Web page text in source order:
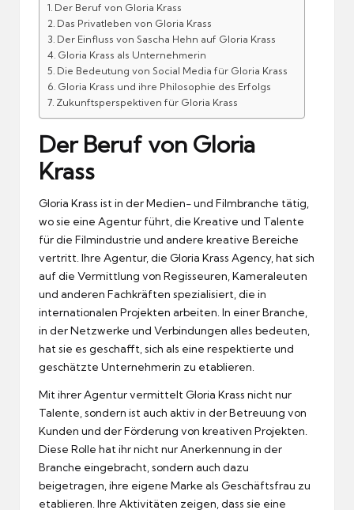
Der Beruf von Gloria Krass
Das Privatleben von Gloria Krass
Der Einfluss von Sascha Hehn auf Gloria Krass
Gloria Krass als Unternehmerin
Die Bedeutung von Social Media für Gloria Krass
Gloria Krass und ihre Philosophie des Erfolgs
Zukunftsperspektiven für Gloria Krass
Der Beruf von Gloria
Krass
Gloria Krass ist in der Medien- und Filmbranche tätig,
wo sie eine Agentur führt, die Kreative und Talente
für die Filmindustrie und andere kreative Bereiche
vertritt. Ihre Agentur, die Gloria Krass Agency, hat sich
auf die Vermittlung von Regisseuren, Kameraleuten
und anderen Fachkräften spezialisiert, die in
internationalen Projekten arbeiten. In einer Branche,
in der Netzwerke und Verbindungen alles bedeuten,
hat sie es geschafft, sich als eine respektierte und
geschätzte Unternehmerin zu etablieren.
Mit ihrer Agentur vermittelt Gloria Krass nicht nur
Talente, sondern ist auch aktiv in der Betreuung von
Kunden und der Förderung von kreativen Projekten.
Diese Rolle hat ihr nicht nur Anerkennung in der
Branche eingebracht, sondern auch dazu
beigetragen, ihre eigene Marke als Geschäftsfrau zu
etablieren. Ihre Aktivitäten zeigen, dass sie eine